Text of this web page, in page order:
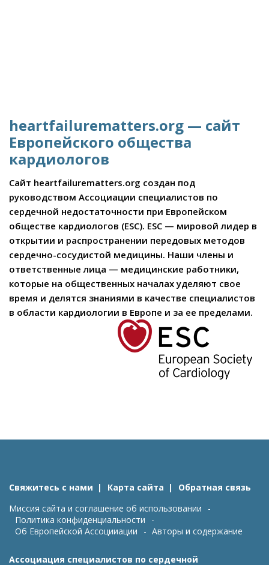
heartfailurematters.org — сайт
Европейского общества
кардиологов
Сайт heartfailurematters.org создан под
руководством Ассоциации специалистов по
сердечной недостаточности при Европейском
обществе кардиологов (ESC). ESC — мировой лидер в
открытии и распространении передовых методов
сердечно-сосудистой медицины. Наши члены и
ответственные лица — медицинские работники,
которые на общественных началах уделяют свое
время и делятся знаниями в качестве специалистов
в области кардиологии в Европе и за ее пределами.
Свяжитесь с нами Карта сайта
Обратная связь
Миссия сайта и соглашение об использовании
Политика конфиденциальности
Об Европейской Ассоцииации
Авторы и содержание
Ассоциация специалистов по сердечной